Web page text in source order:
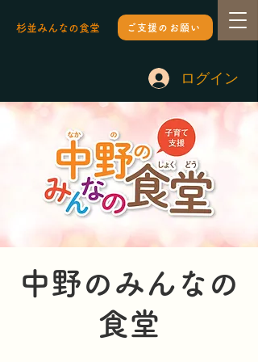
杉並みんなの食堂 ご支援のお願い
ログイン
中野のみんなの
食堂